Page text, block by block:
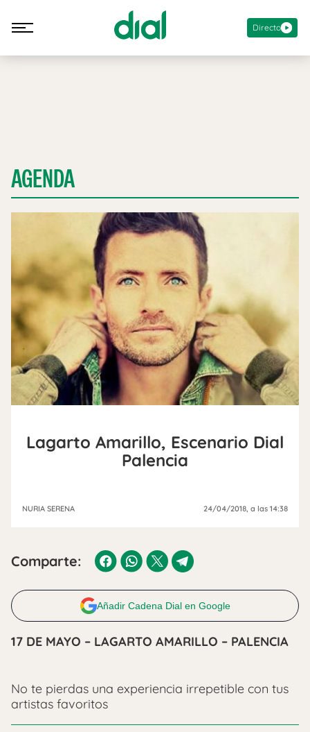
Directo
AGENDA
Lagarto Amarillo, Escenario Dial
Palencia
NURIA SERENA 24/04/2018 , a las 14:38
Comparte:
Añadir Cadena Dial en Google
17 DE MAYO – LAGARTO AMARILLO – PALENCIA
No te pierdas una experiencia irrepetible con tus
artistas favoritos